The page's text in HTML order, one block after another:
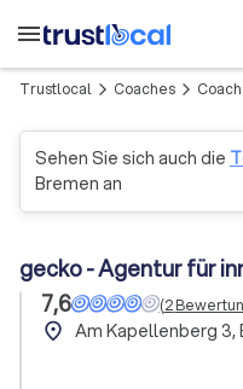
menu
Trustlocal arrow_forward_ios Coaches arrow_forward_ios
Sehen Sie sich auch die
Bremen an
gecko - Agentur für
7,6
(2
place Am Kapellenberg 3,